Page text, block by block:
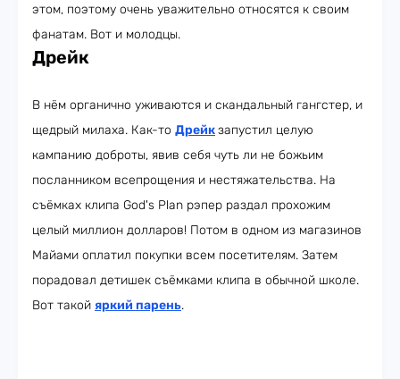
этом, поэтому очень уважительно относятся к своим
фанатам. Вот и молодцы.
Дрейк
В нём органично уживаются и скандальный гангстер, и
щедрый милаха. Как-то Дрейкзапустил целую
кампанию доброты, явив себя чуть ли не божьим
посланником всепрощения и нестяжательства. На
съёмках клипа God's Plan рэпер раздал прохожим
целый миллион долларов! Потом в одном из магазинов
Майами оплатил покупки всем посетителям. Затем
порадовал детишек съёмками клипа в обычной школе.
Вот такой яркий парень.